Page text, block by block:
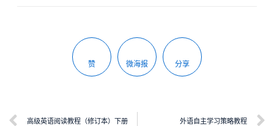
赞 微海报 分享
高级英语阅读教程（修订本）下册 外语自主学习策略教程